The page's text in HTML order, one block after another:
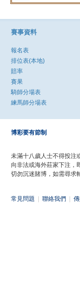
賽事資料
報名表
排位表(本地)
賠率
賽果
騎師分場表
練馬師分場表
博彩要有節制
未滿十八歲人士不得投注
向非法或海外莊家下注，
切勿沉迷賭博，如需尋求
常見問題 聯絡我們